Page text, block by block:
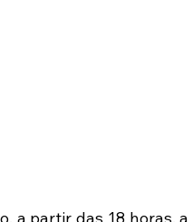
a partir das 18 horas, a